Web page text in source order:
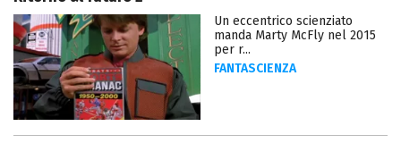
Un eccentrico scienziato
manda Marty McFly nel 2015
per r...
FANTASCIENZA